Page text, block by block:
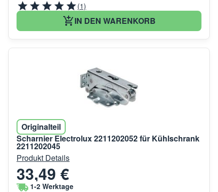
(1)
IN DEN WARENKORB
Originalteil
Scharnier Electrolux 2211202052 für Kühlschrank
2211202045
Produkt Details
33,49 €
1-2 Werktage